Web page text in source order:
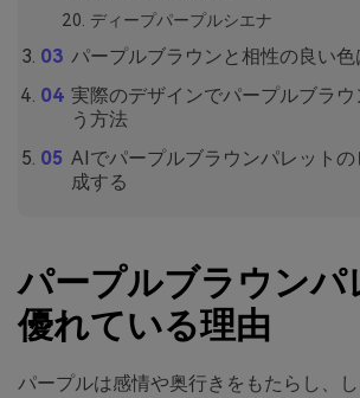
ディープパープルシエナ
パープルブラウンと相性の良い色
実際のデザインでパープルブラ
う方法
AIでパープルブラウンパレット
成する
パープルブラウンパ
優れている理由
パープルは感情や奥行きをもたらし、